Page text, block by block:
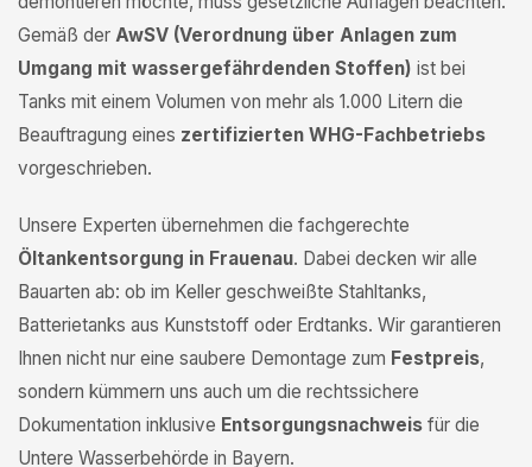
Gemäß der AwSV (Verordnung über Anlagen zum
Umgang mit wassergefährdenden Stoffen) ist bei
Tanks mit einem Volumen von mehr als 1.000 Litern die
Beauftragung eines zertifizierten WHG-Fachbetriebs
vorgeschrieben.
Unsere Experten übernehmen die fachgerechte
Öltankentsorgung in Frauenau. Dabei decken wir alle
Bauarten ab: ob im Keller geschweißte Stahltanks,
Batterietanks aus Kunststoff oder Erdtanks. Wir garantieren
Ihnen nicht nur eine saubere Demontage zum Festpreis,
sondern kümmern uns auch um die rechtssichere
Dokumentation inklusive Entsorgungsnachweis für die
Untere Wasserbehörde in Bayern.